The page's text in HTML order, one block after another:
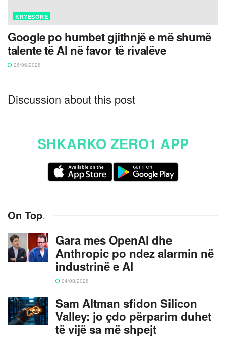
KRYESORE
Google po humbet gjithnjë e më shumë
talente të AI në favor të rivalëve
26/06/2026
Discussion about this post
SHKARKO ZERO1 APP
On Top.
Gara mes OpenAI dhe
Anthropic po ndez alarmin në
industrinë e AI
04/08/2026
Sam Altman sfidon Silicon
Valley: jo çdo përparim duhet
të vijë sa më shpejt